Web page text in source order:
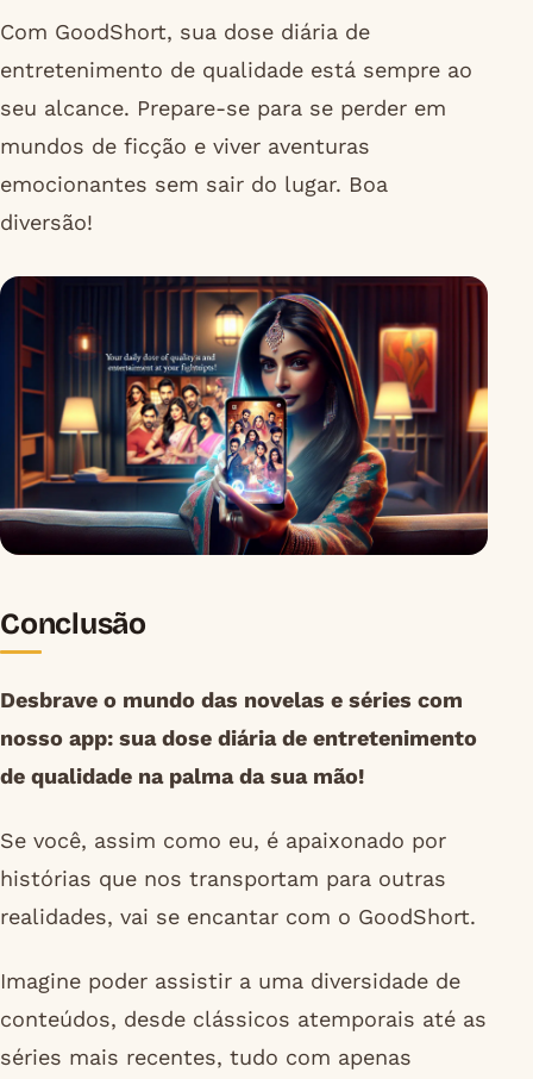
Com GoodShort, sua dose diária de
entretenimento de qualidade está sempre ao
seu alcance. Prepare-se para se perder em
mundos de ficção e viver aventuras
emocionantes sem sair do lugar. Boa
diversão!
Conclusão
Desbrave o mundo das novelas e séries com
nosso app: sua dose diária de entretenimento
de qualidade na palma da sua mão!
Se você, assim como eu, é apaixonado por
histórias que nos transportam para outras
realidades, vai se encantar com o GoodShort.
Imagine poder assistir a uma diversidade de
conteúdos, desde clássicos atemporais até as
séries mais recentes, tudo com apenas